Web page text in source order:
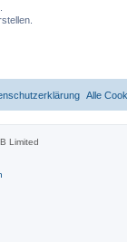
Alle
Limited